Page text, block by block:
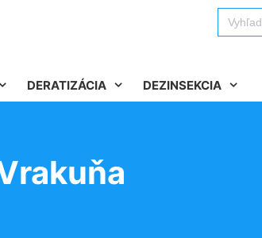
Search
for:
DERATIZÁCIA DEZINSEKCIA